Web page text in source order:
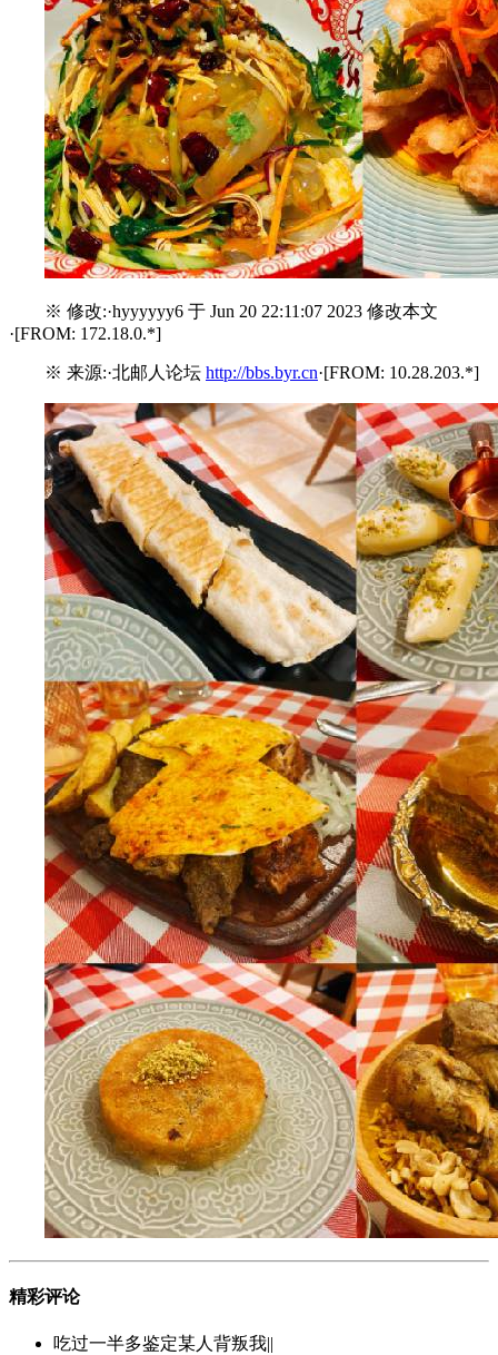
※ 修改:·hyyyyyy6 于 Jun 20 22:11:07 2023 修改本文
·[FROM: 172.18.0.*]
※ 来源:·北邮人论坛 http://bbs.byr.cn·[FROM: 10.28.203.*]
精彩评论
吃过一半多鉴定某人背叛我||